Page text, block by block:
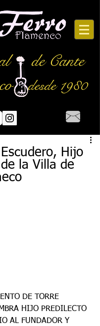
de Cante
desde 1980
Hijo
la Villa de
DE TORRE
HIJO PREDILECTO
AL FUNDADOR Y